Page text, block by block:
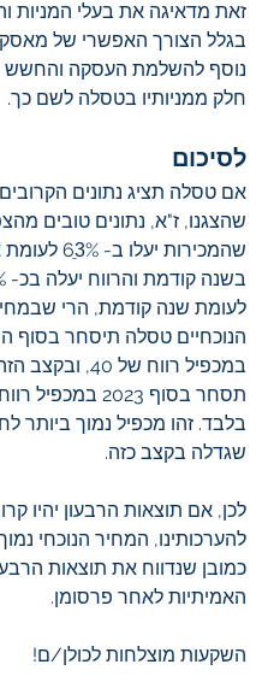
זאת מדאיגה את בעלי המניות
בגלל הצורך האפשרי של מאסק
נוסף להשלמת העסקה והחשש
חלק ממניותיו בטסלה לשם כך.
לסיכום
אם טסלה תציג נתונים הקרובים
שהצגנו, ז"א, נתונים טובים
שהמכירות יעלו
לעומת שנה קודמת, הרי
הנוכחיים טסלה תיסחר בסוף
במכפיל רווח של 40,
בלבד. זהו מכפיל נמוך ביותר
שגדלה בקצב כזה.
לכן, אם תוצאות הרבעון יהיו
להערכותינו, המחיר הנוכחי נמוך
כמובן שנדווח את תוצאות
האמיתיות לאחר פרסומן.
השקעות מוצלחות לכולן/ם!